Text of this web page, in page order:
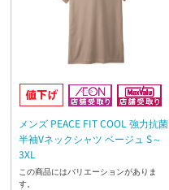
メンズ PEACE FIT COOL 強力抗菌
半袖Vネックシャツ ベージュ S～
3XL
この商品にはバリエーションがありま
す。